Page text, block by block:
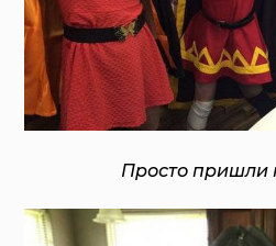
Просто пришли